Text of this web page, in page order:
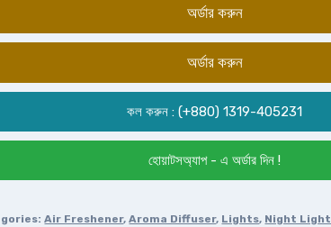
অর্ডার করুন
অর্ডার করুন
কল করুন : (+880) 1319-405231
হোয়াটসঅ্যাপ - এ অর্ডার দিন !
Air Freshener,Aroma Diffuser, Lights, Night Light